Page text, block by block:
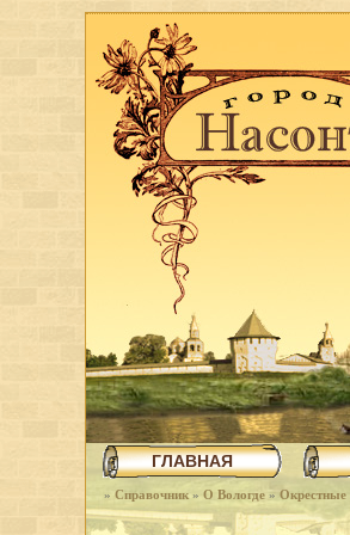
ГЛАВНАЯ
» Справочник » О Вологде » Окрестные